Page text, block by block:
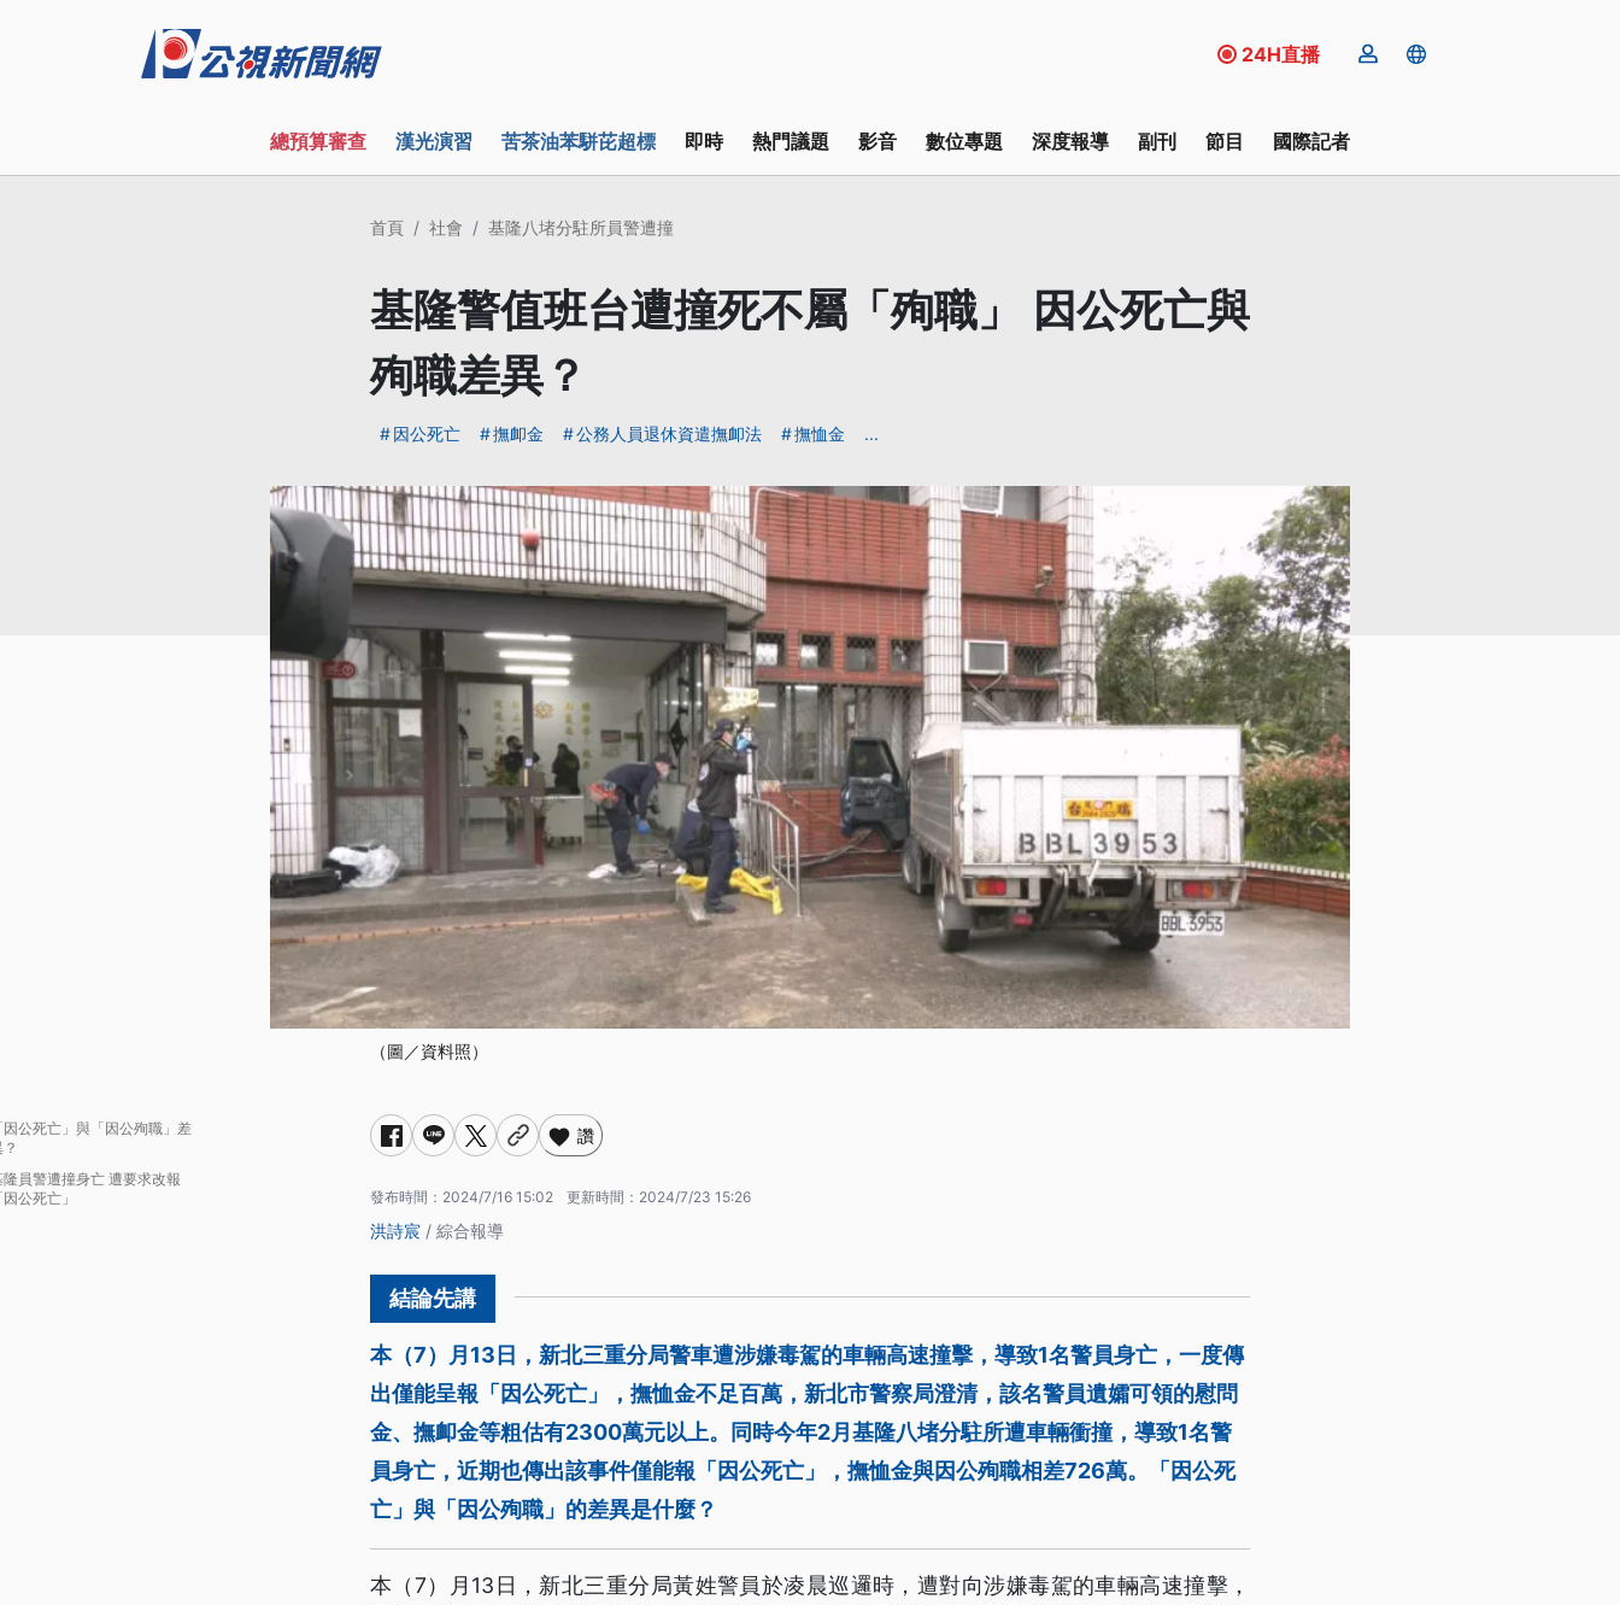
24H直播
總預算審查 漢光演習 苦茶油苯駢芘超標 即時 熱門議題 影音 數位專題 深度報導 副刊 節目 國際記者
首頁 社會 基隆八堵分駐所員警遭撞
基隆警值班台遭撞死不屬「殉職」 因公死亡與
殉職差異？
因公死亡 撫卹金 公務人員退休資遣撫卹法 撫恤金 ...
（圖／資料照）
因公死亡」與「因公殉職」差
隆員警遭撞身亡 遭要求改報
公死亡」
讚
發布時間： 2024/7/16 15:02 更新時間： 2024/7/23 15:26
洪詩宸 / 綜合報導
本（7）月13日，新北三重分局警車遭涉嫌毒駕的車輛高速撞擊，導致1名警員身亡，一度傳
出僅能呈報「因公死亡」，撫恤金不足百萬，新北市警察局澄清，該名警員遺孀可領的慰問
金、撫卹金等粗估有2300萬元以上。同時今年2月基隆八堵分駐所遭車輛衝撞，導致1名警
員身亡，近期也傳出該事件僅能報「因公死亡」，撫恤金與因公殉職相差726萬。「因公死
亡」與「因公殉職」的差異是什麼？
本（7）月13日，新北三重分局黃姓警員於凌晨巡邏時，遭對向涉嫌毒駕的車輛高速撞擊，